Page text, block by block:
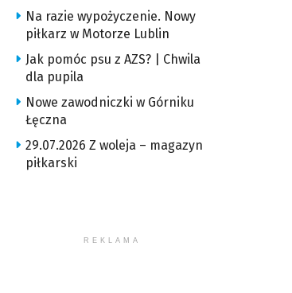
Na razie wypożyczenie. Nowy
piłkarz w Motorze Lublin
Jak pomóc psu z AZS? | Chwila
dla pupila
Nowe zawodniczki w Górniku
Łęczna
29.07.2026 Z woleja – magazyn
piłkarski
REKLAMA